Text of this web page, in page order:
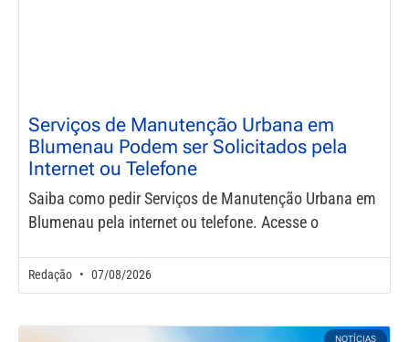
Serviços de Manutenção Urbana em
Blumenau Podem ser Solicitados pela
Internet ou Telefone
Saiba como pedir Serviços de Manutenção Urbana em
Blumenau pela internet ou telefone. Acesse o
Redação 07/08/2026
NOTÍCIAS